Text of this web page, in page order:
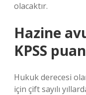
olacaktır.
Hazine
KPSS
Hukuk derecesi
için çift sayılı